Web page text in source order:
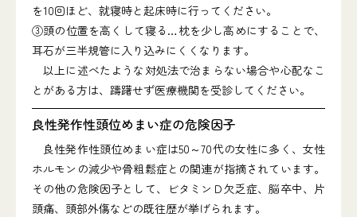
を10回ほど、就寝時と起床時に行ってください。
③頭の位置を高くして寝る…枕を少し高めにすることで、
耳石が三半規管に入り込みにくくなります。
以上に述べたような対処法で治まらない場合や心配なこ
とがある方は、躊躇せず医療機関を受診してください。
良性発作性頭位めまい症の危険因子
良性発作性頭位めまい症は50～70代の女性に多く、女性
ホルモンの減少や骨粗鬆症との関連が指摘されています。
その他の危険因子として、ビタミンＤ欠乏症、脳卒中、片
頭痛、頭部外傷などの既往歴が挙げられます。